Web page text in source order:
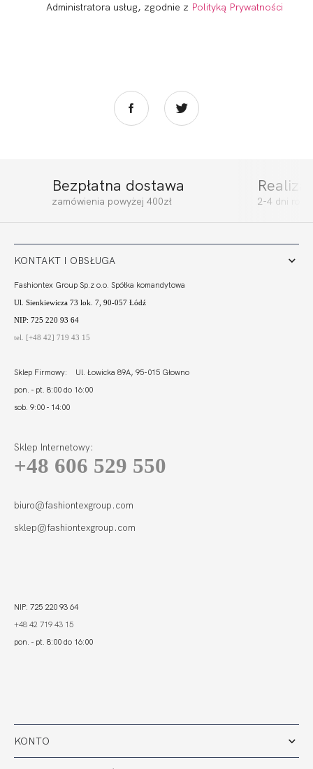
Administratora usług, zgodnie z Polityką Prywatności
Bezpłatna dostawa
zamówienia powyżej 400zł 2-4 dni
KONTO
KONTAKT I OBSŁUGA
Fashiontex Group Sp.z o.o. Spółka komandytowa
Ul. Sienkiewicza 73 lok. 7, 90-057 Łódź
NIP: 725 220 93 64
tel. [+48 42] 719 43 15
Sklep Firmowy: Ul. Łowicka 89A, 95-015 Głowno
pon. - pt. 8:00 do 16:00
sob. 9:00 - 14:00
Sklep Internetowy:
+48 606 529 550
biuro@fashiontexgroup.com
sklep@fashiontexgroup.com
NIP: 725 220 93 64
+48 42 719 43 15
pon. - pt. 8:00 do 16:00